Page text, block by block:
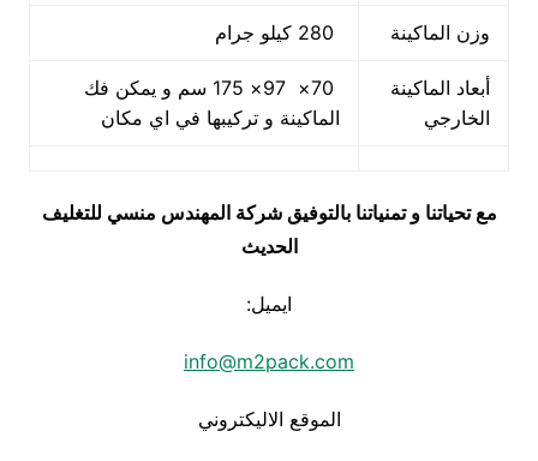
وزن الماكينة
أبعاد الماكينة
الخارجي
70× 97× 175 سم و يمكن فك
الماكينة و تركيبها في اي مكان
مع تحياتنا و تمنياتنا بالتوفيق شركة المهندس منسي للتغليف
الحديث
ايميل:
info@m2pack.com
الموقع الاليكتروني